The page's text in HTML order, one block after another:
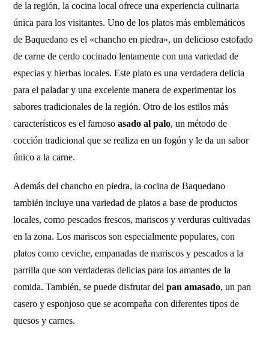
de la región, la cocina local ofrece una experiencia culinaria
única para los visitantes. Uno de los platos más emblemáticos
de Baquedano es el «chancho en piedra», un delicioso estofado
de carne de cerdo cocinado lentamente con una variedad de
especias y hierbas locales. Este plato es una verdadera delicia
para el paladar y una excelente manera de experimentar los
sabores tradicionales de la región. Otro de los estilos más
característicos es el famosoasado al palo, un método de
cocción tradicional que se realiza en un fogón y le da un sabor
único a la carne.
Además del chancho en piedra, la cocina de Baquedano
también incluye una variedad de platos a base de productos
locales, como pescados frescos, mariscos y verduras cultivadas
en la zona. Los mariscos son especialmente populares, con
platos como ceviche, empanadas de mariscos y pescados a la
parrilla que son verdaderas delicias para los amantes de la
comida. También, se puede disfrutar delpan amasado, un pan
casero y esponjoso que se acompaña con diferentes tipos de
quesos y carnes.